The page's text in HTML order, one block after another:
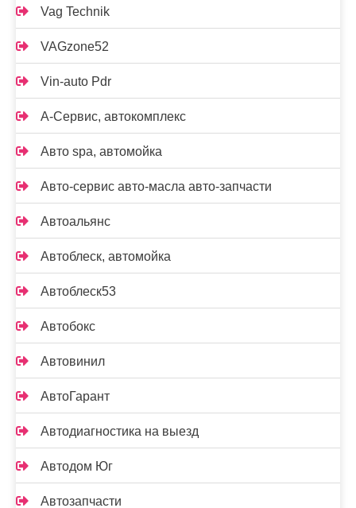
Vag Technik
VAGzone52
Vin-auto Pdr
А-Сервис, автокомплекс
Авто spa, автомойка
Авто-сервис авто-масла авто-запчасти
Автоальянс
Автоблеск, автомойка
Автоблеск53
Автобокс
Автовинил
АвтоГарант
Автодиагностика на выезд
Автодом Юг
Автозапчасти